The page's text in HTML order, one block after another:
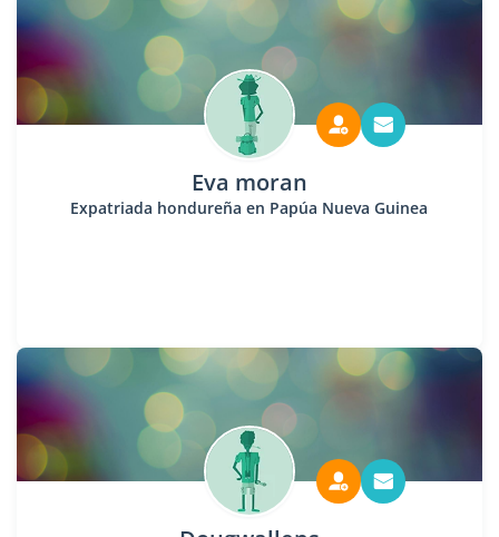
Eva moran
Expatriada hondureña en Papúa Nueva Guinea